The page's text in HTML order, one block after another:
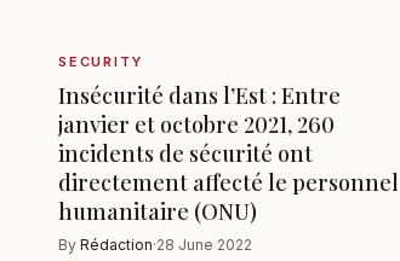
SECURITY
Insécurité dans l’Est : Entre
janvier et octobre 2021, 260
incidents de sécurité ont
directement affecté le personnel
humanitaire (ONU)
By Rédaction·28 June 2022